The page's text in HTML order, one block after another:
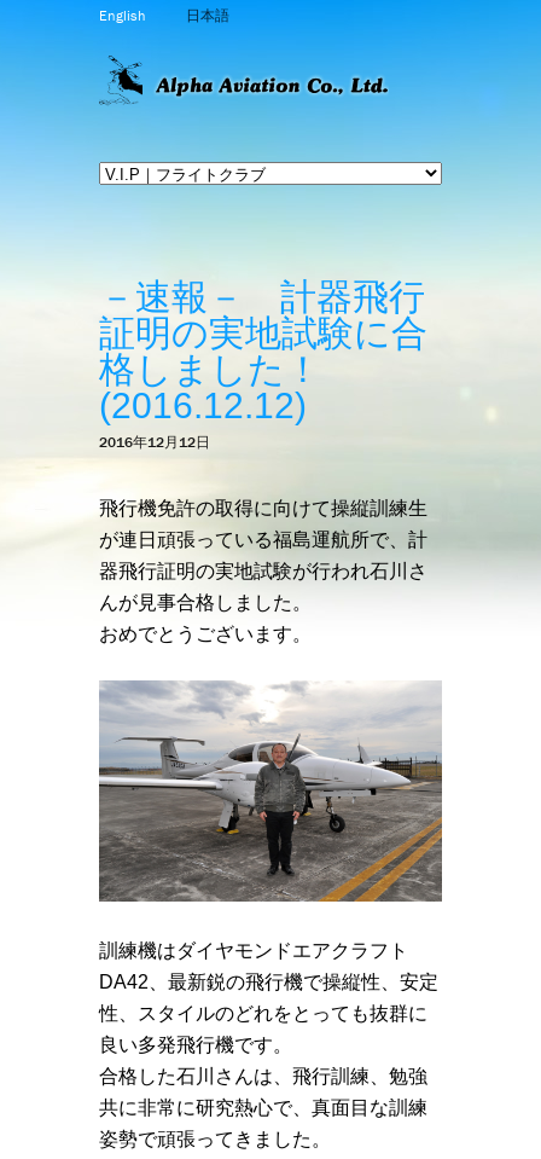
English 日本語
－速報－ 計器飛行
証明の実地試験に合
格しました！
(2016.12.12)
2016年12月12日
飛行機免許の取得に向けて操縦訓練生
が連日頑張っている福島運航所で、計
器飛行証明の実地試験が行われ石川さ
んが見事合格しました。
おめでとうございます。
訓練機はダイヤモンドエアクラフト
DA42、最新鋭の飛行機で操縦性、安定
性、スタイルのどれをとっても抜群に
良い多発飛行機です。
合格した石川さんは、飛行訓練、勉強
共に非常に研究熱心で、真面目な訓練
姿勢で頑張ってきました。